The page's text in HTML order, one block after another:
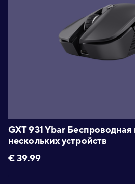
GXT 931 Ybar
нескольких устройств
€39.99